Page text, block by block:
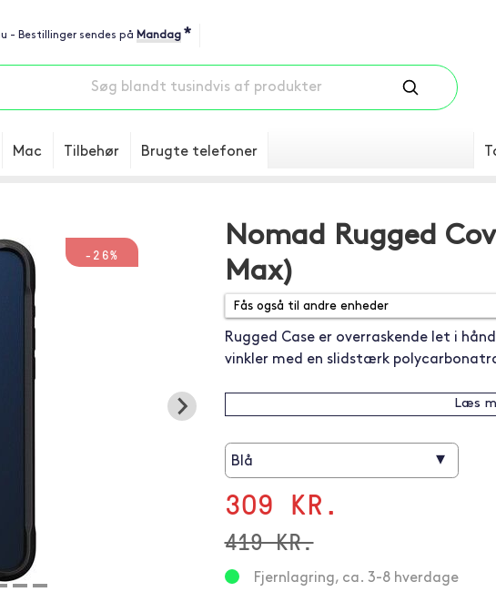
- Bestillinger sendes på Mandag *
Mac Tilbehør Brugte telefoner
-26%
Nomad Rugged
Max)
Rugged Case er overraskende let i
vinkler med en slidstærk
Læs
Blå ▾
309 KR.
419 KR.
Fjernlagring, ca. 3-8 hverdage